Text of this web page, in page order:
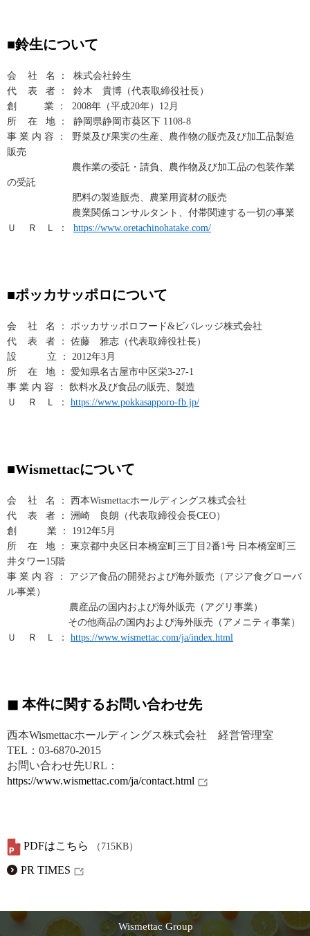
■鈴生について
会 社 名 ： 株式会社鈴生
代 表 者 ： 鈴木 貴博（代表取締役社長）
創 業 ： 2008年（平成20年）12月
所 在 地 ： 静岡県静岡市葵区下 1108-8
事 業 内 容 ： 野菜及び果実の生産、農作物の販売及び加工品製造
販売
農作業の委託・請負、農作物及び加工品の包装作業
の受託
肥料の製造販売、農業用資材の販売
農業関係コンサルタント、付帯関連する一切の事業
Ｕ Ｒ Ｌ ： https://www.oretachinohatake.com/
■ポッカサッポロについて
会 社 名 ： ポッカサッポロフード&ビバレッジ株式会社
代 表 者 ： 佐藤 雅志（代表取締役社長）
設 立 ： 2012年3月
所 在 地 ： 愛知県名古屋市中区栄3-27-1
事 業 内 容 ： 飲料水及び食品の販売、製造
Ｕ Ｒ Ｌ ： https://www.pokkasapporo-fb.jp/
■Wismettacについて
会 社 名 ： 西本Wismettacホールディングス株式会社
代 表 者 ： 洲崎 良朗（代表取締役会長CEO）
創 業 ： 1912年5月
所 在 地 ： 東京都中央区日本橋室町三丁目2番1号 日本橋室町三
井タワー15階
事 業 内 容 ： アジア食品の開発および海外販売（アジア食グローバ
ル事業）
農産品の国内および海外販売（アグリ事業）
その他商品の国内および海外販売（アメニティ事業）
Ｕ Ｒ Ｌ ： https://www.wismettac.com/ja/index.html
◼ 本件に関するお問い合わせ先
西本Wismettacホールディングス株式会社 経営管理室
TEL：03-6870-2015
お問い合わせ先URL：
https://www.wismettac.com/ja/contact.html
PDFはこちら （715KB）
PR TIMES
Wismettac Group